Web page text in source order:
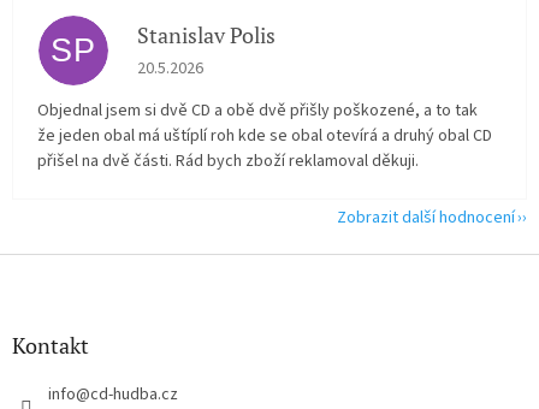
SP Stanislav Polis
Hodnocení obchodu je 2 z 5 hvězdiček.
20.5.2026
Objednal jsem si dvě CD a obě dvě přišly poškozené, a to tak
že jeden obal má uštíplí roh kde se obal otevírá a druhý obal CD
přišel na dvě části. Rád bych zboží reklamoval děkuji.
Zobrazit další hodnocení
Z
Kontakt
info@cd-hudba.cz